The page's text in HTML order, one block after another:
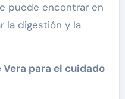
puede encontrar en
la digestión y la
Vera para el cuidado